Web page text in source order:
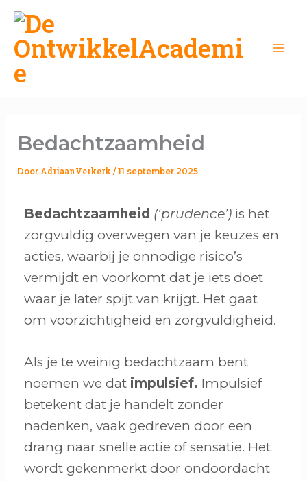
Ga
naar
de
inhoud
Bedachtzaamheid
Door AdriaanVerkerk/11 september 2025
Bedachtzaamheid (‘prudence’) is het
zorgvuldig overwegen van je keuzes en
acties, waarbij je onnodige risico’s
vermijdt en voorkomt dat je iets doet
waar je later spijt van krijgt. Het gaat
om voorzichtigheid en zorgvuldigheid.
Als je te weinig bedachtzaam bent
noemen we dat impulsief. Impulsief
betekent dat je handelt zonder
nadenken, vaak gedreven door een
drang naar snelle actie of sensatie. Het
wordt gekenmerkt door ondoordacht